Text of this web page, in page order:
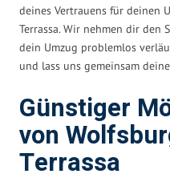
deines Vertrauens für deinen
Terrassa. Wir nehmen dir den
dein Umzug problemlos
und lass uns gemeinsam
Günstiger
von
Terrassa